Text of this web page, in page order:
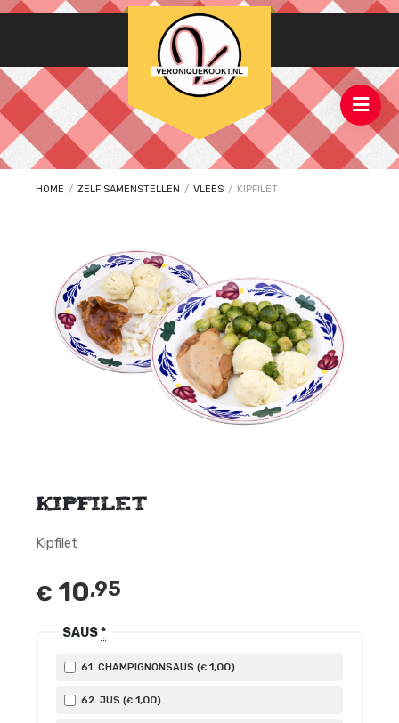
HOME / ZELF SAMENSTELLEN / VLEES / KIPFILET
Kipfilet
Kipfilet
€ 10,95
SAUS*
61. CHAMPIGNONSAUS (€ 1,00)
62. JUS (€ 1,00)